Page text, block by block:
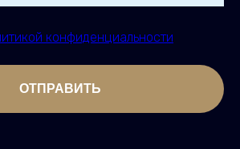
конфиденциальности
ОТПРАВИТЬ